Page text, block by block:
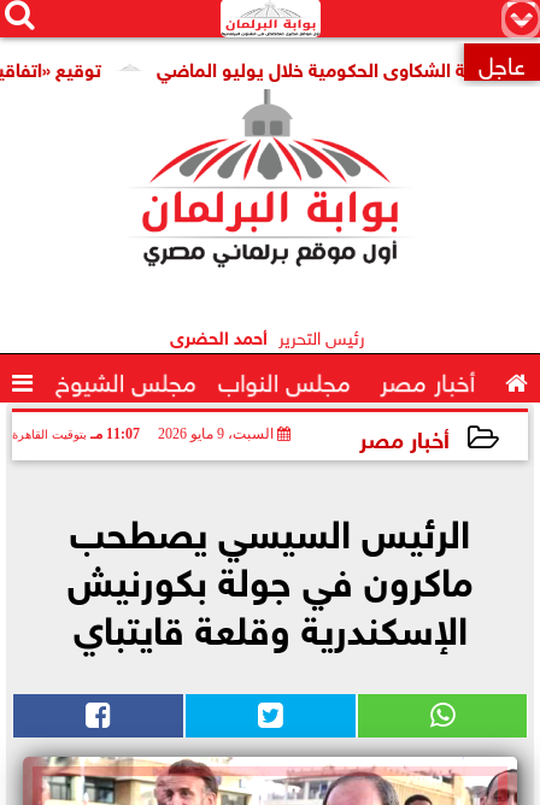
×


 عاجل توقيع «اتفاقية الشكاوى الحكومية خلال يوليو الماضي
رئيس التحرير أحمد الحضرى
 أخبار مصر مجلس النواب مجلس الشيوخ 
أخبار مصر السبت، 9 مايو 2026 11:07 مـ بتوقيت القاهرة
الرئيس السيسي يصطحب
ماكرون في جولة بكورنيش
الإسكندرية وقلعة قايتباي